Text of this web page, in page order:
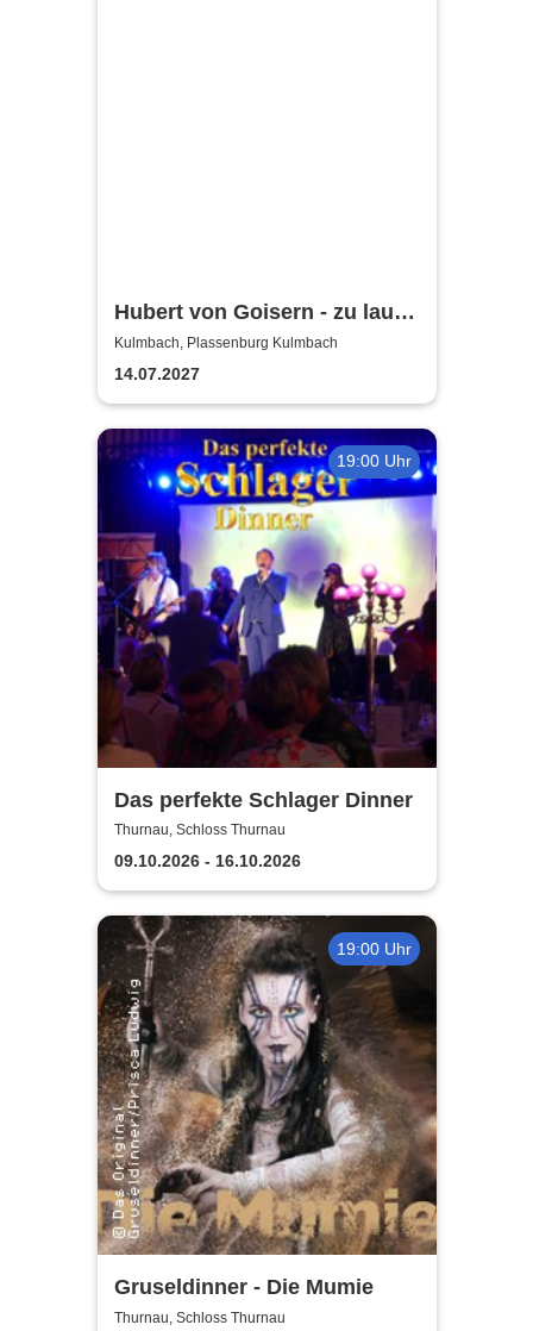
Hubert von Goisern - zu laut!
Tour 2027
Kulmbach, Plassenburg Kulmbach
14.07.2027
19:00 Uhr
Das perfekte Schlager Dinner
Thurnau, Schloss Thurnau
09.10.2026 - 16.10.2026
19:00 Uhr
Gruseldinner - Die Mumie
Thurnau, Schloss Thurnau